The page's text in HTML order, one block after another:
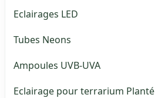
Eclairages LED
Tubes Neons
Ampoules UVB-UVA
Eclairage pour terrarium Planté